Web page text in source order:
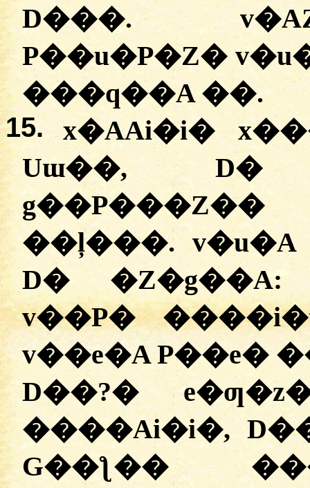
D���.
P��u�P�Z�
���q��A ��.
15.
x�AAi�i�
Uɯ��, D�
��ļ���. v�u�A
D�
v��P�
v��e�A P��e�
D��?�
����Ai�i�,
G��ƪ��